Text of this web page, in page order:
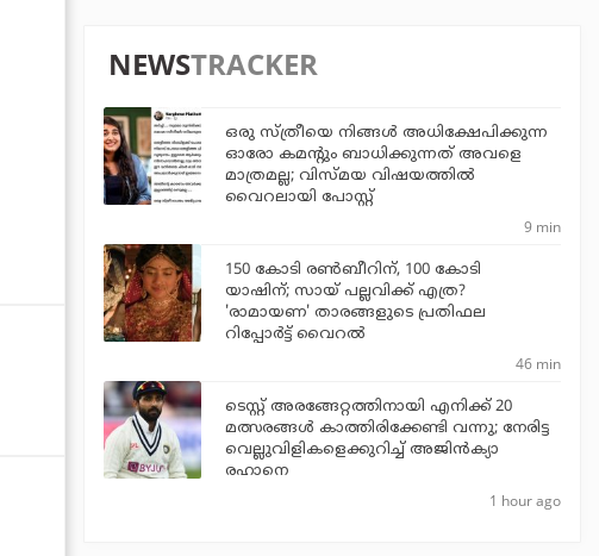
NEWSTRACKER
ഒരു സ്ത്രീയെ നിങ്ങള്‍ അധിക്ഷേപിക്കുന്ന
ഓരോ കമന്റും ബാധിക്കുന്നത് അവളെ
മാത്രമല്ല; വിസ്മയ വിഷയത്തില്‍
വൈറലായി പോസ്റ്റ്
9 min
150 കോടി രൺബീറിന്, 100 കോടി
യാഷിന്; സായ് പല്ലവിക്ക് എത്ര?
'രാമായണ' താരങ്ങളുടെ പ്രതിഫല
റിപ്പോർട്ട് വൈറൽ
46 min
ടെസ്റ്റ് അരങ്ങേറ്റത്തിനായി എനിക്ക് 20
മത്സരങ്ങള്‍ കാത്തിരിക്കേണ്ടി വന്നു; നേരിട്ട
വെല്ലുവിളികളെക്കുറിച്ച് അജിന്‍ക്യാ
രഹാനെ
1 hour ago